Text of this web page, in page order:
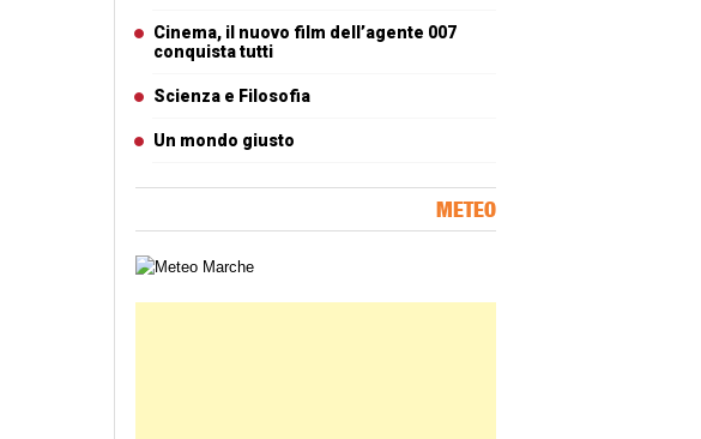
Cinema, il nuovo film dell’agente 007
conquista tutti
Scienza e Filosofia
Un mondo giusto
METEO
Carta meteorologica delle Marche